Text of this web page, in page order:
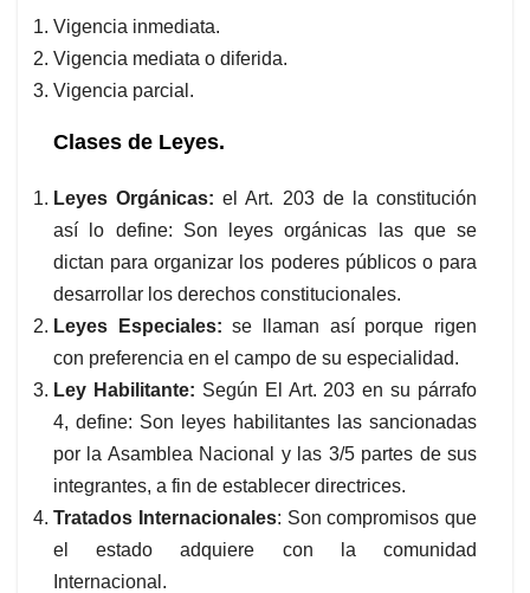
Vigencia inmediata.
Vigencia mediata o diferida.
Vigencia parcial.
Clases de Leyes.
Leyes Orgánicas: el Art. 203 de la constitución
así lo define: Son leyes orgánicas las que se
dictan para organizar los poderes públicos o para
desarrollar los derechos constitucionales.
Leyes Especiales: se llaman así porque rigen
con preferencia en el campo de su especialidad.
Ley Habilitante: Según El Art. 203 en su párrafo
4, define: Son leyes habilitantes las sancionadas
por la Asamblea Nacional y las 3/5 partes de sus
integrantes, a fin de establecer directrices.
Tratados Internacionales: Son compromisos que
el estado adquiere con la comunidad
Internacional.